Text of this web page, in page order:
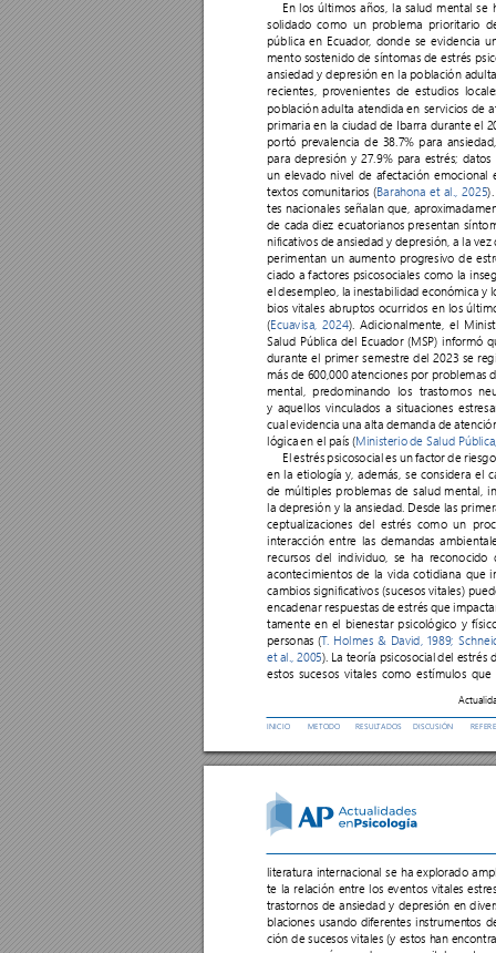
INICIO METODO RESULTADOS DISCUSIÓN
En los últimos años, la salud mental se
solidado como un problema prioritario
pública en Ecuador, donde se evidencia
mento sostenido de síntomas de estrés
ansiedad y depresión en la población
recientes, provenientes de estudios
población adulta atendida en servicios de
primaria en la ciudad de Ibarra durante el
portó prevalencia de 38.7% para
para depresión y 27.9% para estrés; datos
un elevado nivel de afectación emocional
textos comunitarios (Barahona et al., 2025
tes nacionales señalan que, apro
de cada diez ecuatorianos presentan
nicativos de ansiedad y depresión, a la vez
perimentan un aumento progresivo de
ciado a factores psicosociales como la
el desempleo, la inestabilidad económica y
bios vitales abruptos ocurridos en los
(Ecuavisa, 2024). Adicionalmente, el
Salud Pública del Ecuador (MSP) informó
durante el primer semestre del 2023 se r
más de 600,000 atenciones por problemas
mental,
predominando los trastornos
y aquellos vinculados a situaciones
cual evidencia una alta demanda de
lógica en el país (Ministerio de Salud
El estrés psicosocial es un factor de
en la etiología y, además, se considera el
de múltiples problemas de salud mental,
la depresión y la ansiedad. Desde las
ceptualizaciones del estrés como un
interacción entre las demandas
recursos del individuo, se ha reconocido
acontecimientos de la vida cotidiana que
cambios signicativos (sucesos vitales)
encadenar respuestas de estrés que
tamente en el bienestar psicológico y
personas (T. Holmes & David, 1989;
et al., 2005). La teoría psicosocial del estrés
estos sucesos vitales como estímulos que
literatura internacional se ha explorado
te la relación entre los eventos vitales
trastornos de ansiedad y depresión en
blaciones usando diferentes instrumentos
ción de sucesos vitales (y estos han